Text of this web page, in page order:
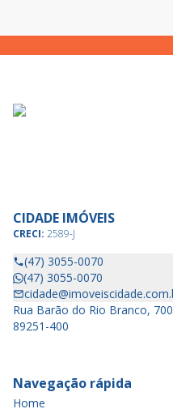
CIDADE IMÓVEIS
CRECI: 2589-J
(47) 3055-0070
(47) 3055-0070
Rua Barão do Rio Branco,
89251-400
Navegação rápida
Home